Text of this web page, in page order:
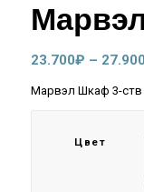
23.700₽ – 27.900
Марвэл Шкаф 3-ств
Цвет